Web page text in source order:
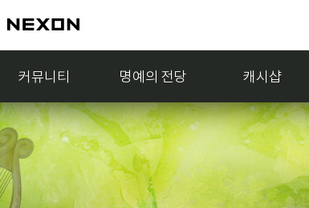
커뮤니티 명예의 전당 캐시샵